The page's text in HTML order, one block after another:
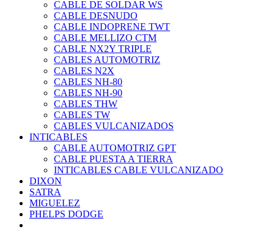
CABLE DE SOLDAR WS
CABLE DESNUDO
CABLE INDOPRENE TWT
CABLE MELLIZO CTM
CABLE NX2Y TRIPLE
CABLES AUTOMOTRIZ
CABLES N2X
CABLES NH-80
CABLES NH-90
CABLES THW
CABLES TW
CABLES VULCANIZADOS
INTICABLES
CABLE AUTOMOTRIZ GPT
CABLE PUESTA A TIERRA
INTICABLES CABLE VULCANIZADO
DIXON
SATRA
MIGUELEZ
PHELPS DODGE